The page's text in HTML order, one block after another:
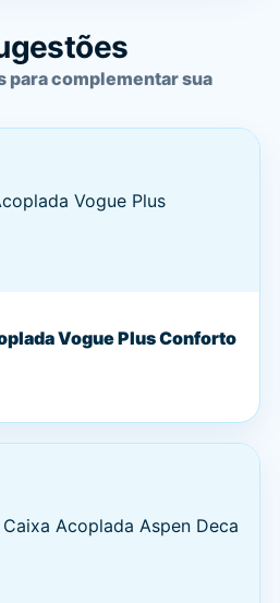
para complementar sua
Vogue Plus Conforto